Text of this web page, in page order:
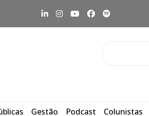
Gestão Podcast Colunistas